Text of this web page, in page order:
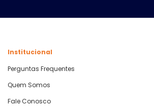
Institucional
Perguntas Frequentes
Quem Somos
Fale Conosco